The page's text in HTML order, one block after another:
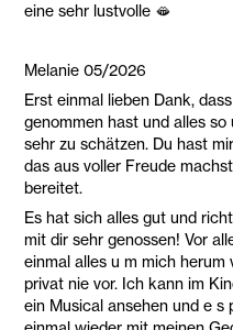
eine sehr lustvolle 🫦
Melanie 05/2026
Erst einmal lieben Dank,
genommen hast und alles
sehr zu schätzen. Du hast
das aus voller Freude
bereitet.
Es hat sich alles gut und
mit dir sehr genossen! Vor
einmal alles u m mich
privat nie vor. Ich kann im
ein Musical ansehen und e s